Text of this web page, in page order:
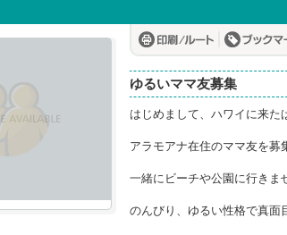
ゆるいママ友募集
はじめまして、ハワイに来た
アラモアナ在住のママ友を募
一緒にビーチや公園に行きま
のんびり、ゆるい性格で真面